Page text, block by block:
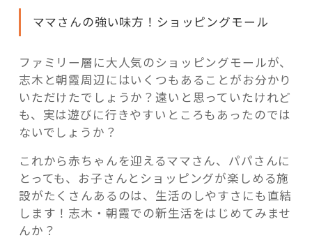
ママさんの強い味方！ショッピングモール
ファミリー層に大人気のショッピングモールが、
志木と朝霞周辺にはいくつもあることがお分かり
いただけたでしょうか？遠いと思っていたけれど
も、実は遊びに行きやすいところもあったのでは
ないでしょうか？
これから赤ちゃんを迎えるママさん、パパさんに
とっても、お子さんとショッピングが楽しめる施
設がたくさんあるのは、生活のしやすさにも直結
します！志木・朝霞での新生活をはじめてみませ
んか？